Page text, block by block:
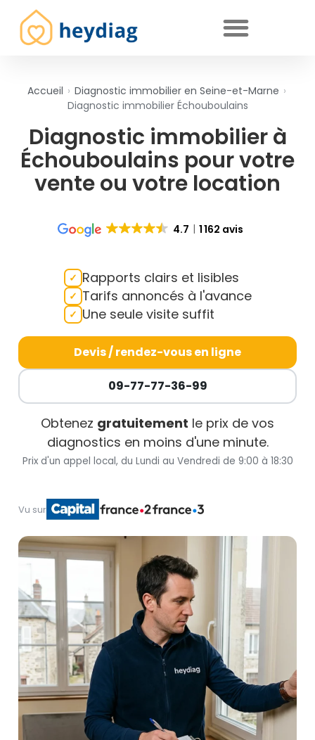
Accueil › Diagnostic immobilier en Seine-et-Marne ›
Diagnostic immobilier Échouboulains
Diagnostic immobilier à
Échouboulains pour votre
vente ou votre location
4.7 1 162 avis
Rapports clairs et lisibles
Tarifs annoncés à l'avance
Une seule visite suffit
Devis / rendez-vous en ligne
09-77-77-36-99
Obtenez gratuitement le prix de vos
diagnostics en moins d'une minute.
Prix d'un appel local, du Lundi au Vendredi de 9:00 à 18:30
Vu sur